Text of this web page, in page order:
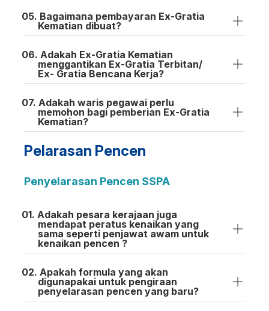
Bagaimana pembayaran Ex-Gratia
Kematian dibuat?
Adakah Ex-Gratia Kematian
menggantikan Ex-Gratia Terbitan/
Ex- Gratia Bencana Kerja?
Adakah waris pegawai perlu
memohon bagi pemberian Ex-Gratia
Kematian?
Pelarasan Pencen
Penyelarasan Pencen SSPA
Adakah pesara kerajaan juga
mendapat peratus kenaikan yang
sama seperti penjawat awam untuk
kenaikan pencen ?
Apakah formula yang akan
digunapakai untuk pengiraan
penyelarasan pencen yang baru?